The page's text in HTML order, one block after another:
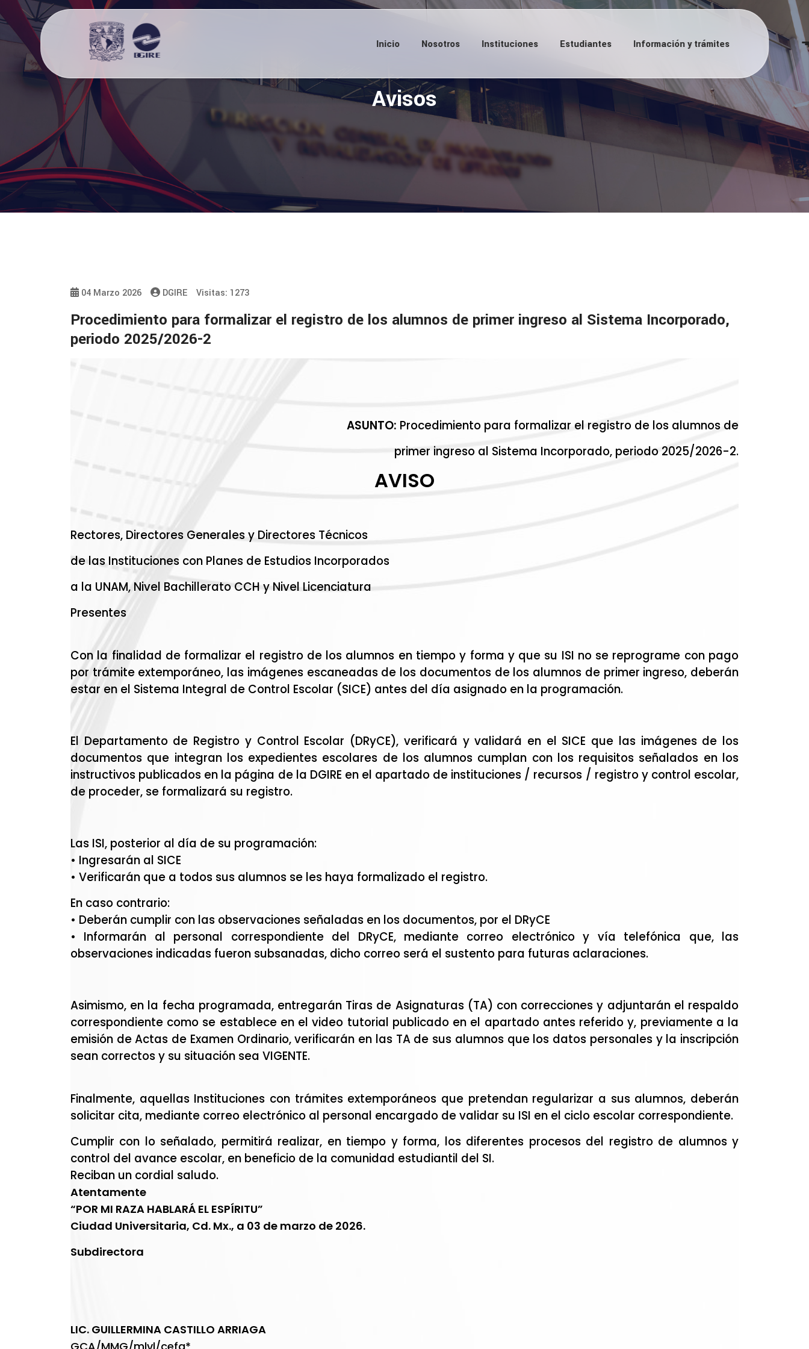
Inicio Nosotros Instituciones Estudiantes Información y trámites
Avisos
04 Marzo 2026 DGIRE Visitas: 1273
Procedimiento para formalizar el registro de los alumnos de primer ingreso al Sistema Incorporado,
periodo 2025/2026-2
ASUNTO: Procedimiento para formalizar el registro de los alumnos de
primer ingreso al Sistema Incorporado, periodo 2025/2026-2.
AVISO
Rectores, Directores Generales y Directores Técnicos
de las Instituciones con Planes de Estudios Incorporados
a la UNAM, Nivel Bachillerato CCH y Nivel Licenciatura
Presentes
Con la finalidad de formalizar el registro de los alumnos en tiempo y forma y que su ISI no se reprograme con pago
por trámite extemporáneo, las imágenes escaneadas de los documentos de los alumnos de primer ingreso, deberán
estar en el Sistema Integral de Control Escolar (SICE) antes del día asignado en la programación.
El Departamento de Registro y Control Escolar (DRyCE), verificará y validará en el SICE que las imágenes de los
documentos que integran los expedientes escolares de los alumnos cumplan con los requisitos señalados en los
instructivos publicados en la página de la DGIRE en el apartado de instituciones / recursos / registro y control escolar,
de proceder, se formalizará su registro.
Las ISI, posterior al día de su programación:
• Ingresarán al SICE
• Verificarán que a todos sus alumnos se les haya formalizado el registro.
En caso contrario:
• Deberán cumplir con las observaciones señaladas en los documentos, por el DRyCE
• Informarán al personal correspondiente del DRyCE, mediante correo electrónico y vía telefónica que, las
observaciones indicadas fueron subsanadas, dicho correo será el sustento para futuras aclaraciones.
Asimismo, en la fecha programada, entregarán Tiras de Asignaturas (TA) con correcciones y adjuntarán el respaldo
correspondiente como se establece en el video tutorial publicado en el apartado antes referido y, previamente a la
emisión de Actas de Examen Ordinario, verificarán en las TA de sus alumnos que los datos personales y la inscripción
sean correctos y su situación sea VIGENTE.
Finalmente, aquellas Instituciones con trámites extemporáneos que pretendan regularizar a sus alumnos, deberán
solicitar cita, mediante correo electrónico al personal encargado de validar su ISI en el ciclo escolar correspondiente.
Cumplir con lo señalado, permitirá realizar, en tiempo y forma, los diferentes procesos del registro de alumnos y
control del avance escolar, en beneficio de la comunidad estudiantil del SI.
Reciban un cordial saludo.
Atentamente
“POR MI RAZA HABLARÁ EL ESPÍRITU”
Ciudad Universitaria, Cd. Mx., a 03 de marzo de 2026.
Subdirectora
LIC. GUILLERMINA CASTILLO ARRIAGA